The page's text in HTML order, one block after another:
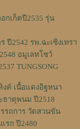
กเก็ตปี2535 รุ่น
ปี2542 รพ.ฉะเชิงเทรา
อมูเลทโชว์
TUNGSONG
ค์ เนื้อแดงอิฐหนา
ธาตุพนม ปี2518
รถการ วัดสวนขัน
รก ปี2480